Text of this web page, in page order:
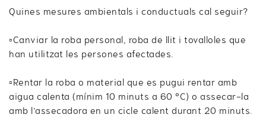
Quines mesures ambientals i conductuals cal seguir?
▫️Canviar la roba personal, roba de llit i tovalloles que
han utilitzat les persones afectades.
▫️Rentar la roba o material que es pugui rentar amb
aigua calenta (mínim 10 minuts a 60 ºC) o assecar-la
amb l’assecadora en un cicle calent durant 20 minuts.